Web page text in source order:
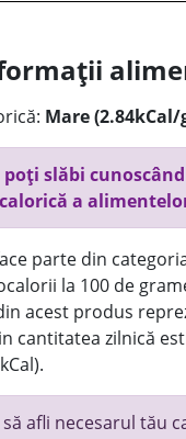
Mare (2.84kCal/
slăbi cunoscând
a
parte din
la 100 de
acest produs
cantitatea zilnică
afli necesarul tău